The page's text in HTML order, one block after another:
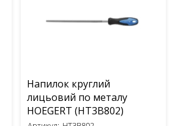
Напилок круглий
лицьовий по металу
HOEGERT (HT3B802)